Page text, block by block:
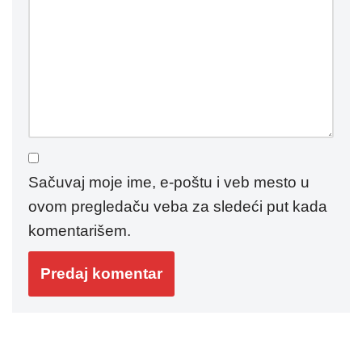
Sačuvaj moje ime, e-poštu i veb mesto u
ovom pregledaču veba za sledeći put kada
komentarišem.